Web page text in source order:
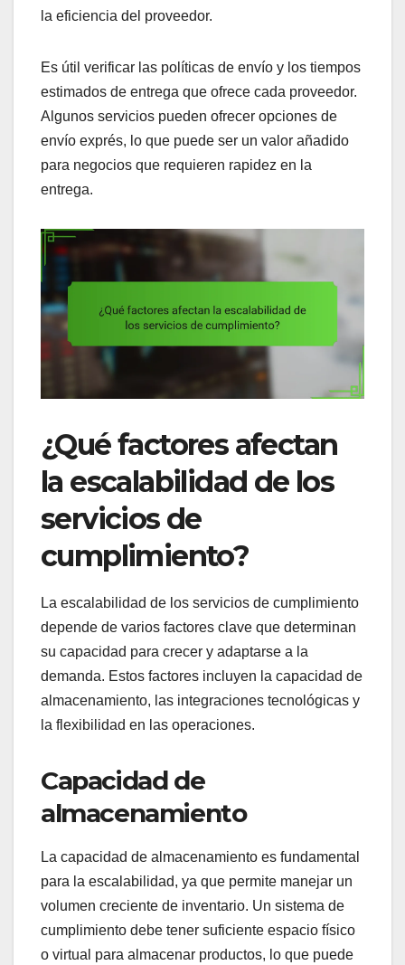
la eficiencia del proveedor.
Es útil verificar las políticas de envío y los tiempos
estimados de entrega que ofrece cada proveedor.
Algunos servicios pueden ofrecer opciones de
envío exprés, lo que puede ser un valor añadido
para negocios que requieren rapidez en la
entrega.
¿Qué factores afectan
la escalabilidad de los
servicios de
cumplimiento?
La escalabilidad de los servicios de cumplimiento
depende de varios factores clave que determinan
su capacidad para crecer y adaptarse a la
demanda. Estos factores incluyen la capacidad de
almacenamiento, las integraciones tecnológicas y
la flexibilidad en las operaciones.
Capacidad de
almacenamiento
La capacidad de almacenamiento es fundamental
para la escalabilidad, ya que permite manejar un
volumen creciente de inventario. Un sistema de
cumplimiento debe tener suficiente espacio físico
o virtual para almacenar productos, lo que puede